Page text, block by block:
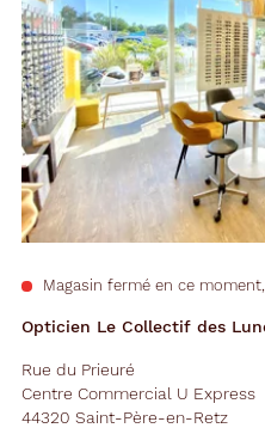
Opticien Le Collectif des
Magasin fermé en ce
Rue du Prieuré
Centre Commercial U Express
44320 Saint-Père-en-Retz